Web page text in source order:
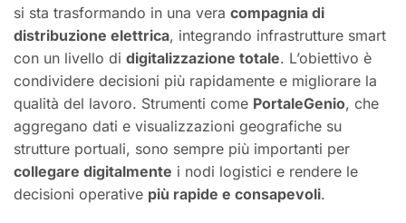
si sta trasformando in una vera compagnia di
distribuzione elettrica, integrando infrastrutture smart
con un livello di digitalizzazione totale. L’obiettivo è
condividere decisioni più rapidamente e migliorare la
qualità del lavoro. Strumenti come PortaleGenio, che
aggregano dati e visualizzazioni geografiche su
strutture portuali, sono sempre più importanti per
collegare digitalmente i nodi logistici e rendere le
decisioni operative più rapide e consapevoli.